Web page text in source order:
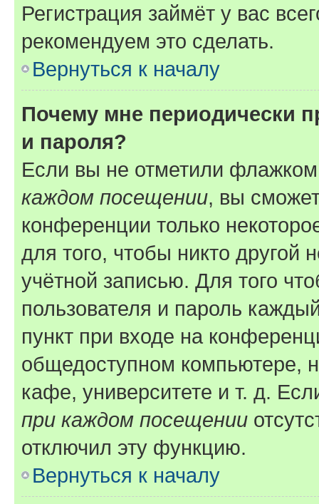
Регистрация займёт у вас
рекомендуем это сделать.
Вернуться к началу
Почему мне периодически
и пароля?
Если вы не отметили
каждом посещении, вы
конференции только
для того, чтобы никто другой
учётной записью. Для того
пользователя и пароль
пункт при входе на
общедоступном компьютере,
кафе, университете и т. д.
при каждом посещении
отключил эту функцию.
Вернуться к началу